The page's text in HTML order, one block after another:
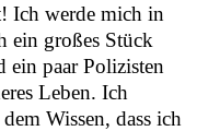
Ich werde mich in
ein großes Stück
ein paar Polizisten
Leben. Ich
Wissen, dass ich